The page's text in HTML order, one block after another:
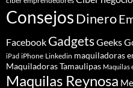
ConsejosDinero
Facebook GadgetsGeeks
iPad iPhone Linkedin maquiladoras
Maquiladoras Tamaulipas Maquilas
Maquilas Reynosa